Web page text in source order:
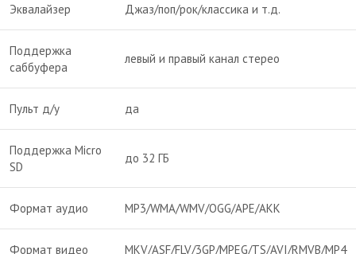
Эквалайзер Джаз/поп/рок/классика и т.д.
Поддержка
саббуфера
левый и правый канал стерео
Пульт д/у да
Поддержка Micro
SD
до 32 ГБ
Формат аудио MP3/WMA/WMV/OGG/APE/AKK
Формат видео MKV/ASF/FLV/3GP/MPEG/TS/AVI/RMVB/MP4